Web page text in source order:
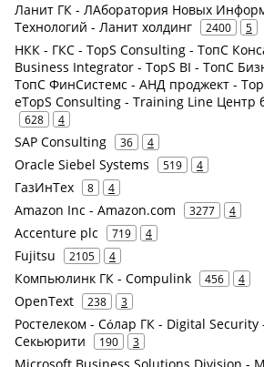
Ланит ГК - ЛАборатория Новых
Технологий - Ланит холдинг
2400 5
НКК - ГКС - TopS Consulting - ТопС
Business Integrator - TopS BI - ТопС
ТопС ФинСистемс - АНД проджект -
eTopS Consulting - Training Line Центр
628 4
SAP Consulting 36 4
Oracle Siebel Systems 519 4
ГазИнТех 8 4
Amazon Inc - Amazon.com 3277 4
Accenture plc 719 4
Fujitsu 2105 4
Компьюлинк ГК - Compulink 456 4
OpenText 238 3
Ростелеком - Сόлар ГК - Digital
Секьюрити
190 3